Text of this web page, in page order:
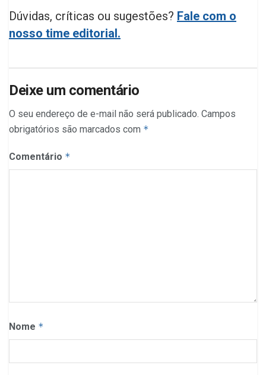
Dúvidas, críticas ou sugestões? Fale com o
nosso time editorial.
Deixe um comentário
O seu endereço de e-mail não será publicado. Campos
obrigatórios são marcados com *
Comentário *
Nome *